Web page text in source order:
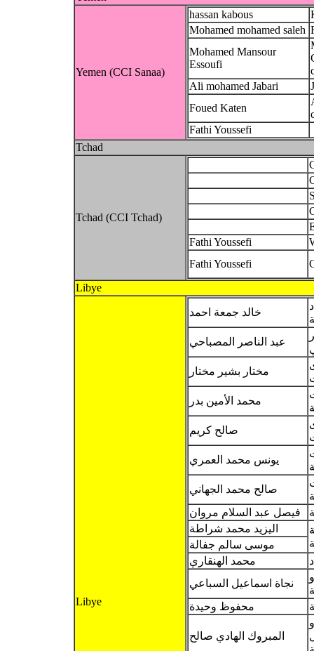
Yemen (CCI Sanaa)
hassan kabous
Mohamed mohamed saleh
Mohamed Mansour
Essoufi
Ali mohamed Jabari
Foued Katen
Fathi Youssefi
Tchad
Tchad (CCI Tchad)
Fathi Youssefi
Fathi Youssefi
Libye
Libye
خالد جمعة احمد
عبد الناصر المصباحي
مختار بشير مختار
محمد الأمين بدر
صالح كريم
يونس محمد العمري
صالح محمد الجهاني
فيصل عبد السلام مروان
اليزيد محمد شراطة
موسى سالم جفالة
محمد الهنقاري
نجاة اسماعيل السباعي
محفوظ وحيدة
المبروك الهادي صالح